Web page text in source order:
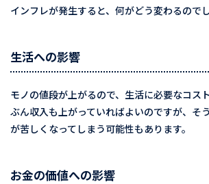
インフレが発生すると、何がどう変わるので
生活への影響
モノの値段が上がるので、生活に必要なコス
ぶん収入も上がっていればよいのですが、そ
が苦しくなってしまう可能性もあります。
お金の価値への影響